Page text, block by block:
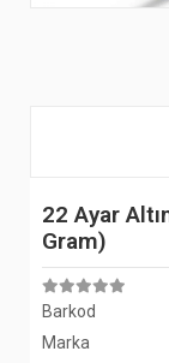
22 Ayar
Gram)
Barkod
Marka